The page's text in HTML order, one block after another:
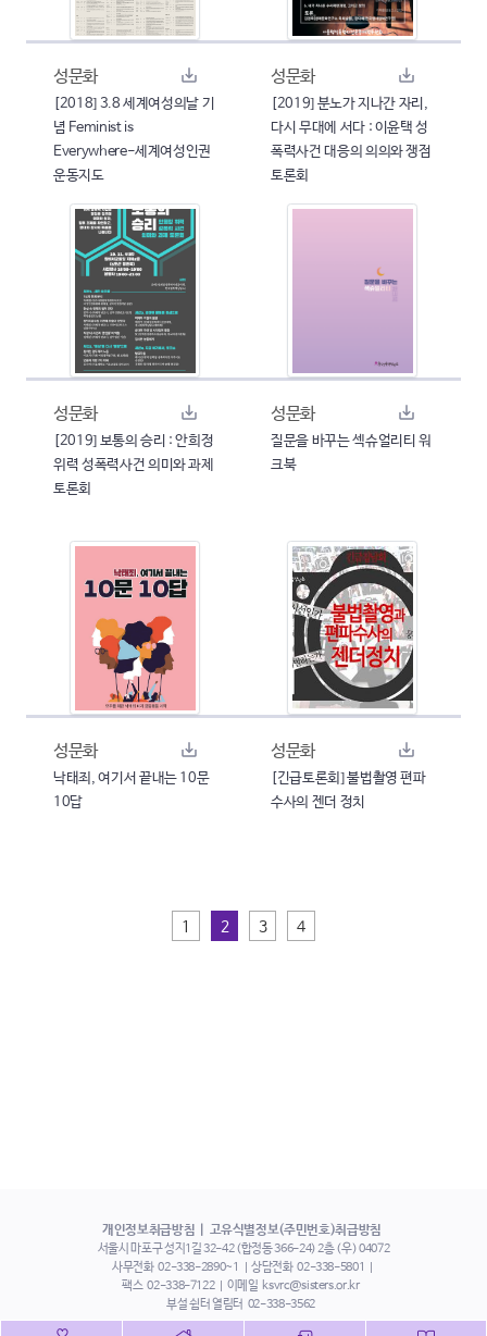
성문화
[2018] 3.8 세계여성의날 기
념 Feminist is
Everywhere-세계여성인권
운동지도
성문화
[2019] 분노가 지나간 자리,
다시 무대에 서다 : 이윤택 성
폭력사건 대응의 의의와 쟁점
토론회
성문화
[2019] 보통의 승리 : 안희정
위력 성폭력사건 의미와 과제
토론회
성문화
질문을 바꾸는 섹슈얼리티 워
크북
성문화
낙태죄, 여기서 끝내는 10문
10답
성문화
[긴급토론회] 불법촬영 편파
수사의 젠더 정치
1 2 3 4
개인정보취급방침 고유식별정보(주민번호)취급방침
서울시 마포구 성지1길 32-42 (합정동 366-24) 2층 (우) 04072
사무전화 02-338-2890~1 상담전화 02-338-5801
팩스 02-338-7122 이메일 ksvrc@sisters.or.kr
부설 쉼터 열림터 02-338-3562